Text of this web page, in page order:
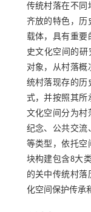
传统村落在不同
齐放的特色，历
载体，具有重要
史文化空间的
对象，从村落
统村落现存的历
式，并按照其所
文化空间分为村
纪念、公共交流
等类型，依托空
块构建包含8大
的关中传统村
化空间保护传承